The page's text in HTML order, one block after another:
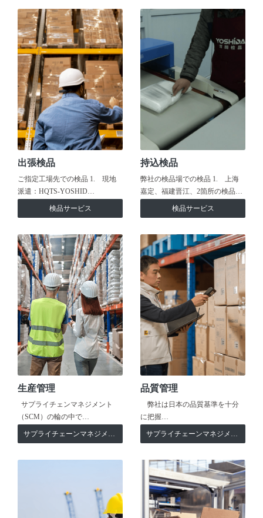
出張検品
ご指定工場先での検品 1. 現地
派遣：HQTS-YOSHID…
検品サービス
持込検品
弊社の検品場での検品 1. 上海
嘉定、福建晋江、2箇所の検品…
検品サービス
生産管理
サプライチェンマネジメント
（SCM）の輪の中で…
サプライチェーンマネジメント
品質管理
弊社は日本の品質基準を十分
に把握…
サプライチェーンマネジメント